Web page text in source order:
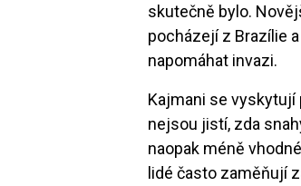
skutečně bylo.
pocházejí z Brazílie
napomáhat invazi.
Kajmani se
nejsou jistí, zda
naopak méně
lidé často zaměňují